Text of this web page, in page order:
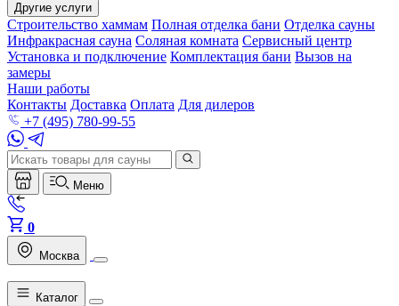
Другие услуги
Строительство хаммам Полная отделка бани Отделка сауны
Инфракрасная сауна Соляная комната Сервисный центр
Установка и подключение Комплектация бани Вызов на
замеры
Наши работы
Контакты Доставка Оплата Для дилеров
+7 (495) 780-99-55
Меню
0
Москва
Каталог